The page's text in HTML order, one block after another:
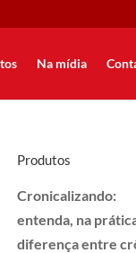
Na mídia
Produtos
Cronicalizando:
entenda, na
diferença entre